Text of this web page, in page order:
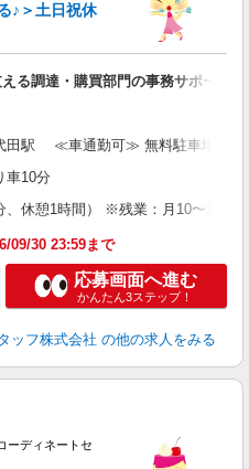
♪＞土日祝休
る調達・購買部門の事務サポート♪
田駅 ≪車通勤可≫ 無料駐車場あり
車10分
、休憩1時間） ※残業：月10〜10
09/30 23:59まで
応募画面へ進む
かんたん3ステップ！
ッフ株式会社 の他の求人をみる
ーディネートセ